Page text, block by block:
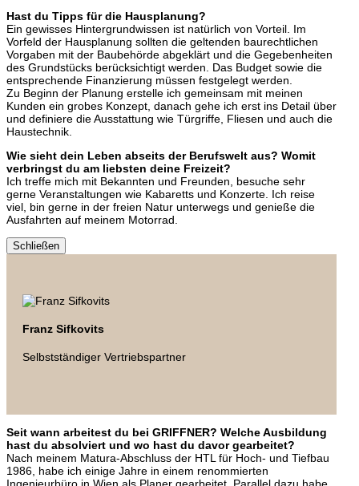
Hast du Tipps für die Hausplanung?
Ein gewisses Hintergrundwissen ist natürlich von Vorteil. Im
Vorfeld der Hausplanung sollten die geltenden baurechtlichen
Vorgaben mit der Baubehörde abgeklärt und die Gegebenheiten
des Grundstücks berücksichtigt werden. Das Budget sowie die
entsprechende Finanzierung müssen festgelegt werden.
Zu Beginn der Planung erstelle ich gemeinsam mit meinen
Kunden ein grobes Konzept, danach gehe ich erst ins Detail über
und definiere die Ausstattung wie Türgriffe, Fliesen und auch die
Haustechnik.
Wie sieht dein Leben abseits der Berufswelt aus? Womit
verbringst du am liebsten deine Freizeit?
Ich treffe mich mit Bekannten und Freunden, besuche sehr
gerne Veranstaltungen wie Kabaretts und Konzerte. Ich reise
viel, bin gerne in der freien Natur unterwegs und genieße die
Ausfahrten auf meinem Motorrad.
Schließen
Franz Sifkovits
Selbstständiger Vertriebspartner
Seit wann arbeitest du bei GRIFFNER? Welche Ausbildung
hast du absolviert und wo hast du davor gearbeitet?
Nach meinem Matura-Abschluss der HTL für Hoch- und Tiefbau
1986, habe ich einige Jahre in einem renommierten
Ingenieurbüro in Wien als Planer gearbeitet. Parallel dazu habe